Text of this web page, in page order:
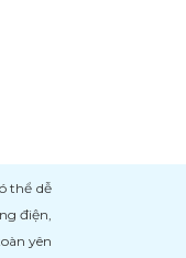
thể dễ
điện,
yên